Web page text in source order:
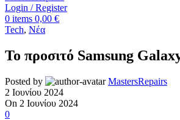
Login / Register
0 items 0,00 €
Tech, Νέα
Το προσιτό Samsung
Posted by
MastersRepairs
2 Ιουνίου 2024
On 2 Ιουνίου 2024
0